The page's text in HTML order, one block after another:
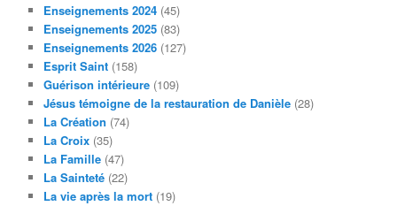
Enseignements 2024 (45)
Enseignements 2025 (83)
Enseignements 2026 (127)
Esprit Saint (158)
Guérison intérieure (109)
Jésus témoigne de la restauration de Danièle (28)
La Création (74)
La Croix (35)
La Famille (47)
La Sainteté (22)
La vie après la mort (19)